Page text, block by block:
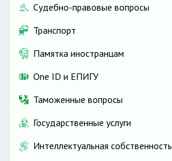
Судебно-правовые вопросы
Транспорт
Памятка иностранцам
One ID и ЕПИГУ
Таможенные вопросы
Государственные услуги
Интеллектуальная собственность